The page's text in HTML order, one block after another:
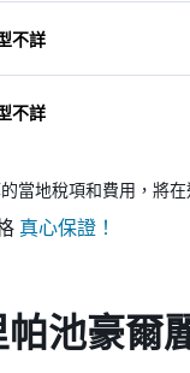
不詳
不詳
當地稅項和費用，將在
真心保證！
池豪爾